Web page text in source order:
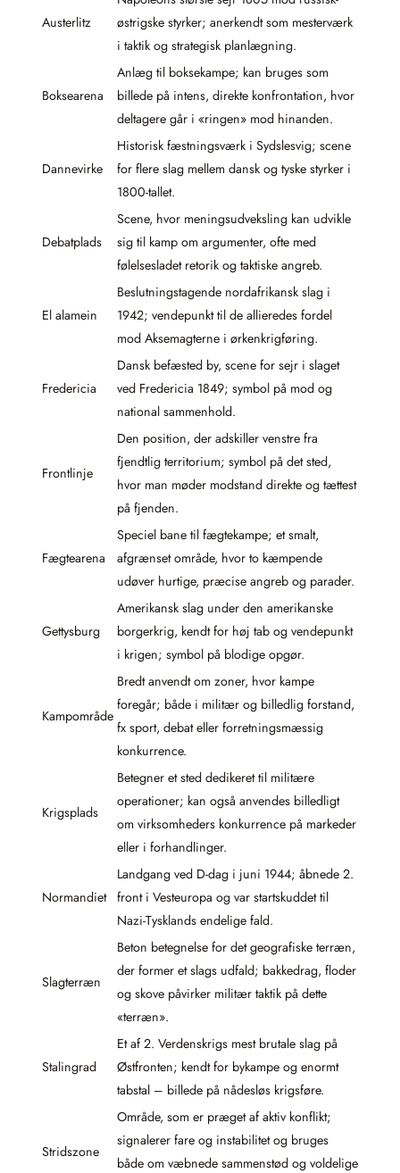
Austerlitz
østrigske styrker; anerkendt som mesterværk
i taktik og strategisk planlægning.
Boksearena
Anlæg til boksekampe; kan bruges som
billede på intens, direkte konfrontation, hvor
deltagere går i «ringen» mod hinanden.
Dannevirke
Historisk fæstningsværk i Sydslesvig; scene
for flere slag mellem dansk og tyske styrker i
1800-tallet.
Debatplads
Scene, hvor meningsudveksling kan udvikle
sig til kamp om argumenter, ofte med
følelsesladet retorik og taktiske angreb.
El alamein
Beslutningstagende nordafrikansk slag i
1942; vendepunkt til de allieredes fordel
mod Aksemagterne i ørkenkrigføring.
Fredericia
Dansk befæsted by, scene for sejr i slaget
ved Fredericia 1849; symbol på mod og
national sammenhold.
Frontlinje
Den position, der adskiller venstre fra
fjendtlig territorium; symbol på det sted,
hvor man møder modstand direkte og tættest
på fjenden.
Fægtearena
Speciel bane til fægtekampe; et smalt,
afgrænset område, hvor to kæmpende
udøver hurtige, præcise angreb og parader.
Gettysburg
Amerikansk slag under den amerikanske
borgerkrig, kendt for høj tab og vendepunkt
i krigen; symbol på blodige opgør.
Kampområde
Bredt anvendt om zoner, hvor kampe
foregår; både i militær og billedlig forstand,
fx sport, debat eller forretningsmæssig
konkurrence.
Krigsplads
Betegner et sted dedikeret til militære
operationer; kan også anvendes billedligt
om virksomheders konkurrence på markeder
eller i forhandlinger.
Normandiet
Landgang ved D-dag i juni 1944; åbnede 2.
front i Vesteuropa og var startskuddet til
Nazi-Tysklands endelige fald.
Slagterræn
Beton betegnelse for det geografiske terræn,
der former et slags udfald; bakkedrag, floder
og skove påvirker militær taktik på dette
«terræn».
Stalingrad
Et af 2. Verdenskrigs mest brutale slag på
Østfronten; kendt for bykampe og enormt
tabstal – billede på nådesløs krigsføre.
Stridszone
Område, som er præget af aktiv konflikt;
signalerer fare og instabilitet og bruges
både om væbnede sammenstød og voldelige